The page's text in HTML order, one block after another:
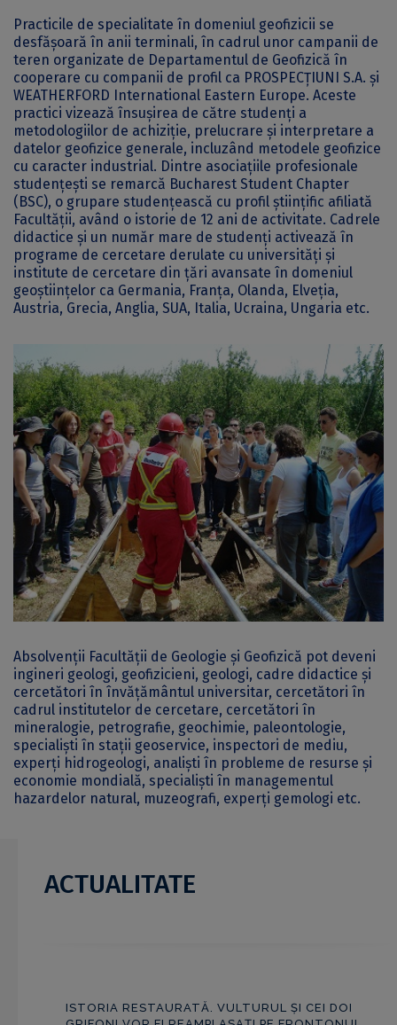
Practicile de specialitate în domeniul geofizicii se
desfășoară în anii terminali, în cadrul unor campanii de
teren organizate de Departamentul de Geofizică în
cooperare cu companii de profil ca PROSPECȚIUNI S.A. și
WEATHERFORD International Eastern Europe. Aceste
practici vizează însușirea de către studenți a
metodologiilor de achiziție, prelucrare și interpretare a
datelor geofizice generale, incluzând metodele geofizice
cu caracter industrial. Dintre asociațiile profesionale
studențești se remarcă Bucharest Student Chapter
(BSC), o grupare studențească cu profil științific afiliată
Facultății, având o istorie de 12 ani de activitate. Cadrele
didactice și un număr mare de studenți activează în
programe de cercetare derulate cu universități și
institute de cercetare din țări avansate în domeniul
geoștiințelor ca Germania, Franța, Olanda, Elveția,
Austria, Grecia, Anglia, SUA, Italia, Ucraina, Ungaria etc.
Absolvenții Facultății de Geologie și Geofizică pot deveni
ingineri geologi, geofizicieni, geologi, cadre didactice și
cercetători în învățământul universitar, cercetători în
cadrul institutelor de cercetare, cercetători în
mineralogie, petrografie, geochimie, paleontologie,
specialiști în stații geoservice, inspectori de mediu,
experți hidrogeologi, analiști în probleme de resurse și
economie mondială, specialiști în managementul
hazardelor natural, muzeografi, experți gemologi etc.
ACTUALITATE
ISTORIA RESTAURATĂ. VULTURUL ȘI CEI DOI